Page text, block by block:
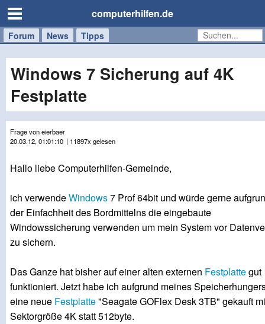
computerhilfen.de
Forum News Tipps
Handy
Tablet
Windows
Mac
Windows 7 Sicherung auf 4K
Festplatte
Frage von eierbaer
20.03.12, 01:01:10 | 11897x gelesen
Hallo liebe Computerhilfen-Gemeinde,
ich verwendeWindows7 Prof 64bit und würde gerne
der Einfachheit des Bordmittelns die eingebaute
Windowssicherung verwenden um mein System vor
zu sichern.
Das Ganze hat bisher auf einer alten externen Festplattegut
funktioniert. Jetzt habe ich aufgrund meines
eine neue Festplatte"Seagate GOFlex Desk 3TB" gekauft
Sektorgröße 4K statt 512byte.